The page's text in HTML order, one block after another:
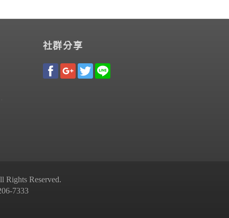
社群分享
Reserved.
7333